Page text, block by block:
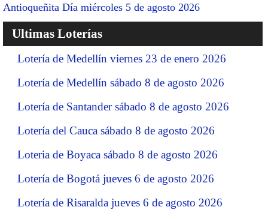
Antioqueñita Día miércoles 5 de agosto 2026
Ultimas Loterías
Lotería de Medellín viernes 23 de enero 2026
Lotería de Medellín sábado 8 de agosto 2026
Lotería de Santander sábado 8 de agosto 2026
Lotería del Cauca sábado 8 de agosto 2026
Loteria de Boyaca sábado 8 de agosto 2026
Lotería de Bogotá jueves 6 de agosto 2026
Lotería de Risaralda jueves 6 de agosto 2026